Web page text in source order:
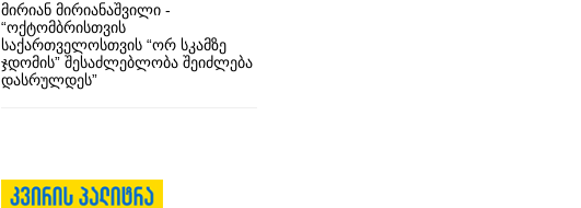
მირიან მირიანაშვილი -
“ოქტომბრისთვის
საქართველოსთვის “ორ სკამზე
ჯდომის” შესაძლებლობა შეიძლება
დასრულდეს”